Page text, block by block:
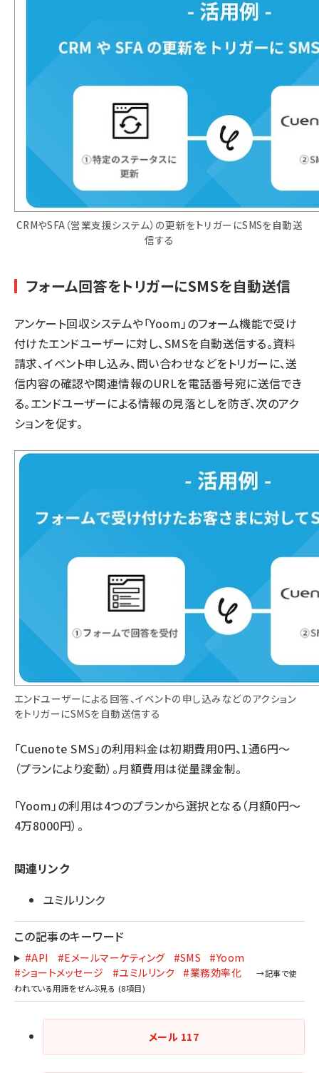
CRMやSFA（営業支援システム）の更新をトリガーにSMSを自動送
信する
フォーム回答をトリガーにSMSを自動送信
アンケート回収システムや「Yoom」のフォーム機能で受け
付けたエンドユーザーに対し、SMSを自動送信する。資料
請求、イベント申し込み、問い合わせなどをトリガーに、送
信内容の確認や関連情報のURLを電話番号宛に送信でき
る。エンドユーザーによる情報の見落としを防ぎ、次のアク
ションを促す。
エンドユーザーによる回答、イベントの申し込みなどのアクション
をトリガーにSMSを自動送信する
「Cuenote SMS」の利用料金は初期費用0円、1通6円～
（プランにより変動）。月額費用は従量課金制。
「Yoom」の利用は4つのプランから選択となる（月額0円～
4万8000円）。
関連リンク
ユミルリンク
この記事のキーワード
#API #Eメールマーケティング #SMS
#Yoom
#ショートメッセージ
#ユミルリンク #業務効率化
メール 117